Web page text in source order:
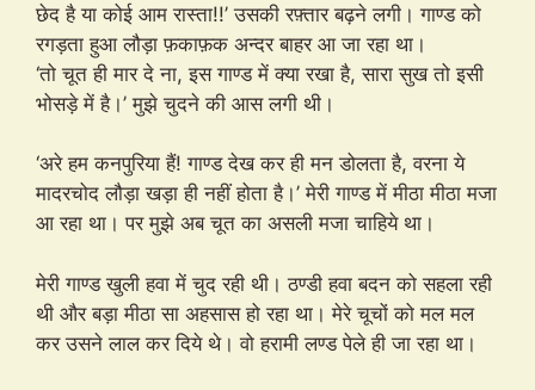
छेद है या कोई आम रास्ता!!’ उसकी रफ़्तार बढ़ने लगी। गाण्ड को
रगड़ता हुआ लौड़ा फ़काफ़क अन्दर बाहर आ जा रहा था।
‘तो चूत ही मार दे ना, इस गाण्ड में क्या रखा है, सारा सुख तो इसी
भोसड़े में है।’ मुझे चुदने की आस लगी थी।
‘अरे हम कनपुरिया हैं! गाण्ड देख कर ही मन डोलता है, वरना ये
मादरचोद लौड़ा खड़ा ही नहीं होता है।’ मेरी गाण्ड में मीठा मीठा मजा
आ रहा था। पर मुझे अब चूत का असली मजा चाहिये था।
मेरी गाण्ड खुली हवा में चुद रही थी। ठण्डी हवा बदन को सहला रही
थी और बड़ा मीठा सा अहसास हो रहा था। मेरे चूचों को मल मल
कर उसने लाल कर दिये थे। वो हरामी लण्ड पेले ही जा रहा था।